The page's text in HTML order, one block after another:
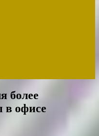
более
в офисе